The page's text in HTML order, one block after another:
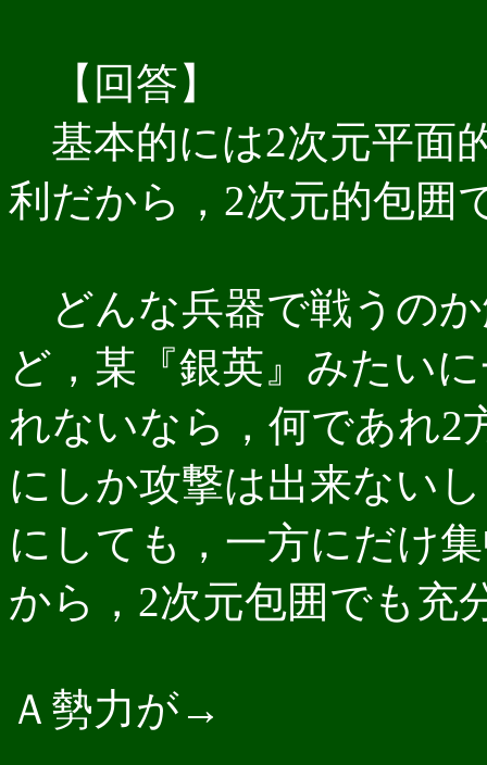
【回答】
基本的には2次元平面
利だから，2次元的包囲
どんな兵器で戦うの
ど，某『銀英』みたい
れないなら，何であれ2
にしか攻撃は出来ない
にしても，一方にだけ
から，2次元包囲でも充
Ａ勢力が→